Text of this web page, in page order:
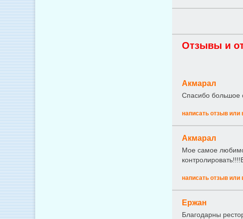
Отзывы и
Акмарал
Спасибо большое
написать отзыв или
Акмарал
Мое самое
написать отзыв или
Ержан
Благодарны